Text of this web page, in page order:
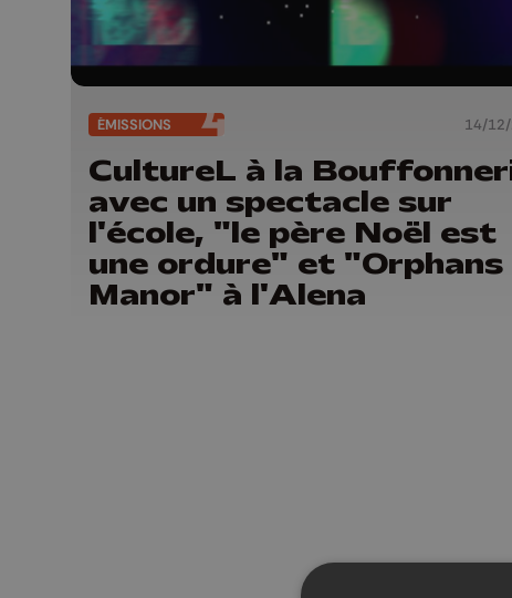
ÉMISSIONS 14/
CultureL à la
avec un spectacle sur
l'école, "le père Noël est
une ordure" et "Orphans
Manor" à l'Alena